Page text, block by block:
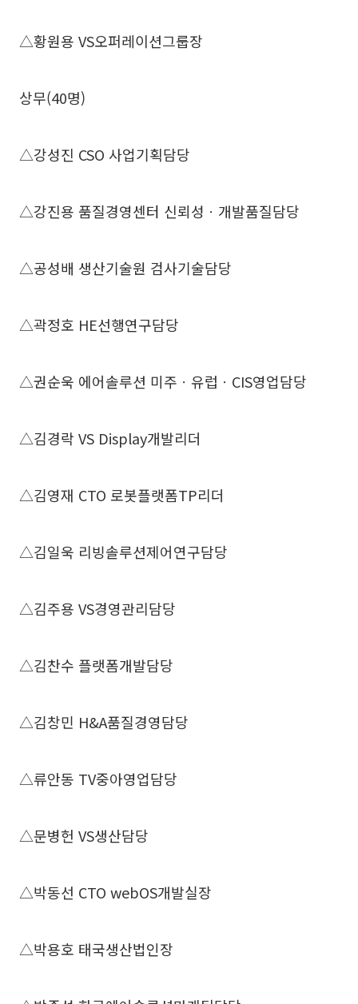
△황원용 VS오퍼레이션그룹장
상무(40명)
△강성진 CSO 사업기획담당
△강진용 품질경영센터 신뢰성ㆍ개발품질담당
△공성배 생산기술원 검사기술담당
△곽정호 HE선행연구담당
△권순욱 에어솔루션 미주ㆍ유럽ㆍCIS영업담당
△김경락 VS Display개발리더
△김영재 CTO 로봇플랫폼TP리더
△김일욱 리빙솔루션제어연구담당
△김주용 VS경영관리담당
△김찬수 플랫폼개발담당
△김창민 H&A품질경영담당
△류안동 TV중아영업담당
△문병헌 VS생산담당
△박동선 CTO webOS개발실장
△박용호 태국생산법인장